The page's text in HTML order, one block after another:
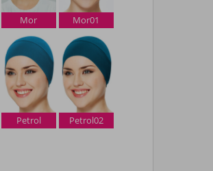
Mor Mor01
Petrol Petrol02